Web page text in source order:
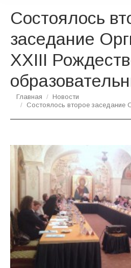
Состоялось
заседание
XXIII
Вы здесь:
Главная
Новости
Состоялось второе заседание